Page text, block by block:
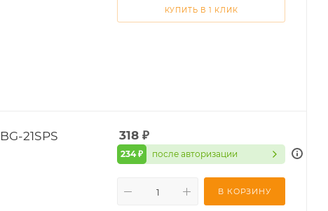
КУПИТЬ В 1 КЛИК
21SPS 318 ₽
234 ₽ после авторизации
В КОРЗИНУ